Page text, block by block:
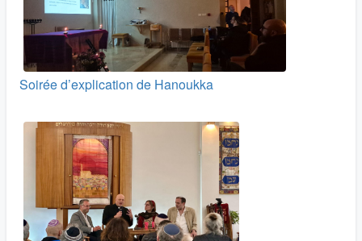
Soirée d’explication de Hanoukka